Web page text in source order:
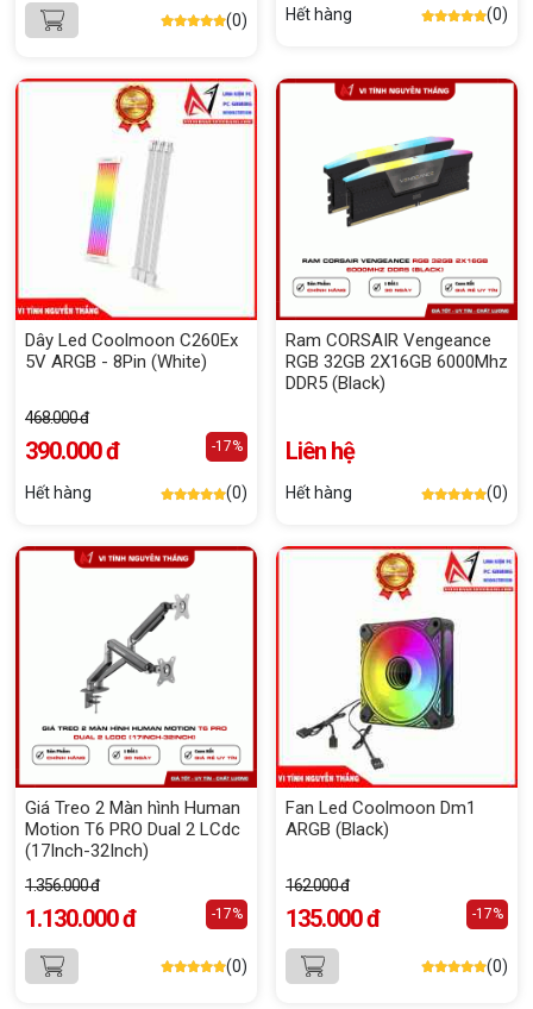
(0) Hết hàng (0)
Dây Led Coolmoon C260Ex
5V ARGB - 8Pin (White)
468.000 đ
390.000 đ -17%
Hết hàng (0)
Ram CORSAIR Vengeance
RGB 32GB 2X16GB 6000Mhz
DDR5 (Black)
Liên hệ
Hết hàng (0)
Giá Treo 2 Màn hình Human
Motion T6 PRO Dual 2 LCdc
(17Inch-32Inch)
1.356.000 đ
1.130.000 đ -17%
(0)
Fan Led Coolmoon Dm1
ARGB (Black)
162.000 đ
135.000 đ -17%
(0)